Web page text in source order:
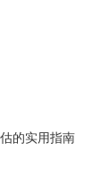
的实用指南